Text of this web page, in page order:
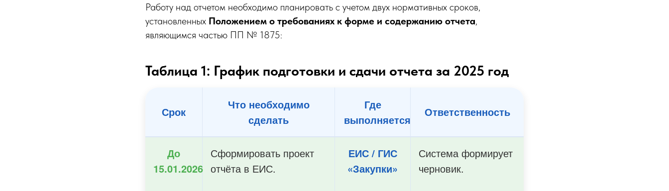
Работу над отчетом необходимо планировать с учетом двух нормативных сроков,
установленных Положением о требованиях к форме и содержанию отчета,
являющимся частью ПП № 1875:
Таблица 1: График подготовки и сдачи отчета за 2025 год
Срок
Что необходимо
сделать
Где
выполняется
Ответственность
До
15.01.2026
Сформировать проект
отчёта в ЕИС.
ЕИС / ГИС
«Закупки»
Система формирует
черновик.